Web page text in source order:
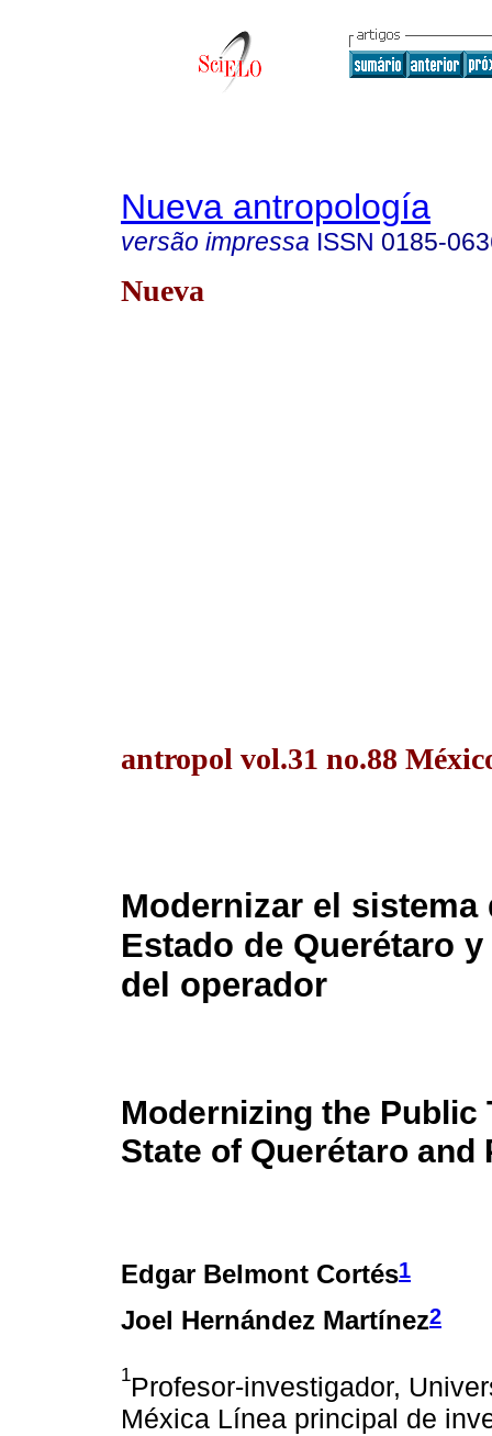
Nueva antropología
versão impressa ISSN 0185-
Nueva
antropol vol.31 no.88
Modernizar el
Estado de Querétaro
del operador
Modernizing the
State of Querétaro
Edgar Belmont Cortés1
Joel Hernández Martínez2
1Profesor-investigador,
Méxica Línea principal de